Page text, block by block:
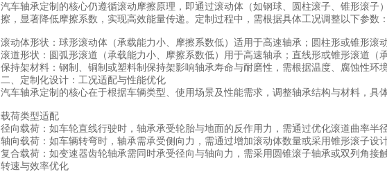
汽车轴承定制的核心仍遵循滚动摩擦原理，即通过滚动体（如钢球、圆柱滚子、锥形滚子
擦，显著降低摩擦系数，实现高效能量传递。定制过程中，需根据具体工况调整以下参数：
滚动体形状：球形滚动体（承载能力小、摩擦系数低）适用于高速轴承；圆柱形或锥形滚
滚道形状：圆弧形滚道（承载能力小、摩擦系数低）用于高速轴承；直线形或锥形滚道（
保持架材料：钢制、铜制或塑料制保持架影响轴承寿命与耐磨性，需根据温度、腐蚀性环境
二、定制化设计：工况适配与性能优化
汽车轴承定制的核心在于根据车辆类型、使用场景及性能需求，调整轴承结构与材料，具
载荷类型适配
径向载荷：如车轮直线行驶时，轴承承受轮胎与地面的反作用力，需通过优化滚道曲率半
轴向载荷：如车辆转弯时，轴承需承受侧向力，需通过增加滚动体数量或采用锥形滚子设
复合载荷：如变速器齿轮轴承需同时承受径向与轴向力，需采用圆锥滚子轴承或双列角接
转速与效率优化